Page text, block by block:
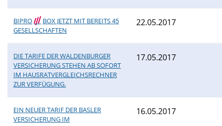
BIPRO/// BOX JETZT MIT BEREITS 45
GESELLSCHAFTEN
22.05.2017
DIE TARIFE DER WALDENBURGER
VERSICHERUNG STEHEN AB SOFORT
IM HAUSRATVERGLEICHSRECHNER
ZUR VERFÜGUNG.
17.05.2017
EIN NEUER TARIF DER BASLER
VERSICHERUNG IM
16.05.2017